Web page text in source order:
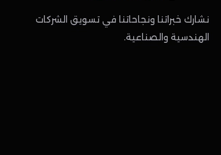
نشارك خبراتنا ونجاحاتنا في تسويق الشركات
الهندسية والصناعية.